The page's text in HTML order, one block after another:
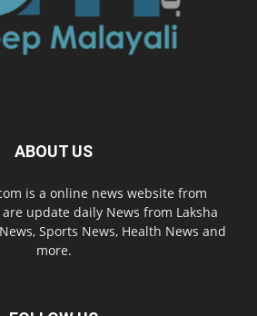
ABOUT US
is a online news website from
are update daily News from Laksha
Sports News, Health News and
more.